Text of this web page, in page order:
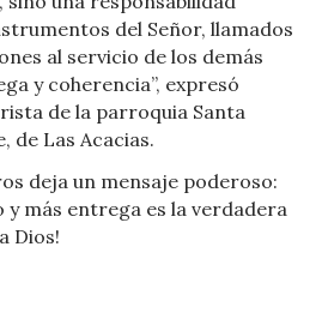
del Señor, llamados
al servicio de los demás
y coherencia”, expresó
de la parroquia Santa
de Las Acacias.
deja un mensaje poderoso:
y más entrega es la verdadera
Dios!